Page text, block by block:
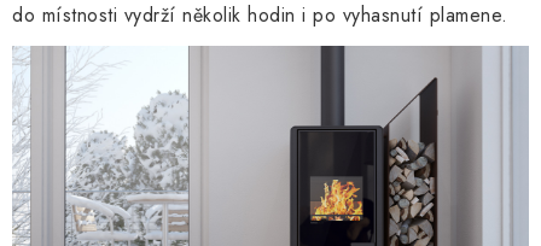
do místnosti vydrží několik hodin i po vyhasnutí plamene.